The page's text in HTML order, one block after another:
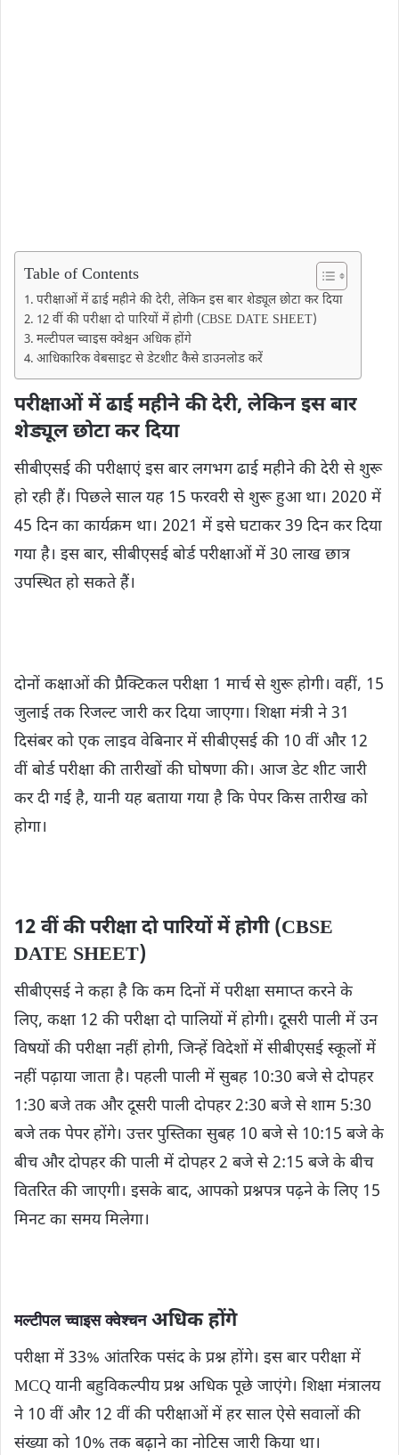
Table of Contents
परीक्षाओं में ढाई महीने की देरी, लेकिन इस बार शेड्यूल छोटा कर दिया
12 वीं की परीक्षा दो पारियों में होगी (CBSE DATE SHEET)
मल्टीपल च्वाइस क्वेश्चन अधिक होंगे
आधिकारिक वेबसाइट से डेटशीट कैसे डाउनलोड करें
परीक्षाओं में ढाई महीने की देरी, लेकिन इस बार
शेड्यूल छोटा कर दिया
सीबीएसई की परीक्षाएं इस बार लगभग ढाई महीने की देरी से शुरू
हो रही हैं। पिछले साल यह 15 फरवरी से शुरू हुआ था। 2020 में
45 दिन का कार्यक्रम था। 2021 में इसे घटाकर 39 दिन कर दिया
गया है। इस बार, सीबीएसई बोर्ड परीक्षाओं में 30 लाख छात्र
उपस्थित हो सकते हैं।
दोनों कक्षाओं की प्रैक्टिकल परीक्षा 1 मार्च से शुरू होगी। वहीं, 15
जुलाई तक रिजल्ट जारी कर दिया जाएगा। शिक्षा मंत्री ने 31
दिसंबर को एक लाइव वेबिनार में सीबीएसई की 10 वीं और 12
वीं बोर्ड परीक्षा की तारीखों की घोषणा की। आज डेट शीट जारी
कर दी गई है, यानी यह बताया गया है कि पेपर किस तारीख को
होगा।
12 वीं की परीक्षा दो पारियों में होगी (CBSE
DATE SHEET)
सीबीएसई ने कहा है कि कम दिनों में परीक्षा समाप्त करने के
लिए, कक्षा 12 की परीक्षा दो पालियों में होगी। दूसरी पाली में उन
विषयों की परीक्षा नहीं होगी, जिन्हें विदेशों में सीबीएसई स्कूलों में
नहीं पढ़ाया जाता है। पहली पाली में सुबह 10:30 बजे से दोपहर
1:30 बजे तक और दूसरी पाली दोपहर 2:30 बजे से शाम 5:30
बजे तक पेपर होंगे। उत्तर पुस्तिका सुबह 10 बजे से 10:15 बजे के
बीच और दोपहर की पाली में दोपहर 2 बजे से 2:15 बजे के बीच
वितरित की जाएगी। इसके बाद, आपको प्रश्नपत्र पढ़ने के लिए 15
मिनट का समय मिलेगा।
मल्टीपल च्वाइस क्वेश्चनअधिक होंगे
परीक्षा में 33% आंतरिक पसंद के प्रश्न होंगे। इस बार परीक्षा में
MCQ यानी बहुविकल्पीय प्रश्न अधिक पूछे जाएंगे। शिक्षा मंत्रालय
ने 10 वीं और 12 वीं की परीक्षाओं में हर साल ऐसे सवालों की
संख्या को 10% तक बढ़ाने का नोटिस जारी किया था।